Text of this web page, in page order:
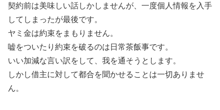
契約前は美味しい話しかしませんが、一度個人情報を入手
してしまったが最後です。
ヤミ金は約束をまもりません。
嘘をついたり約束を破るのは日常茶飯事です。
いい加減な言い訳をして、我を通そうとします。
しかし借主に対して都合を聞かせることは一切ありませ
ん。